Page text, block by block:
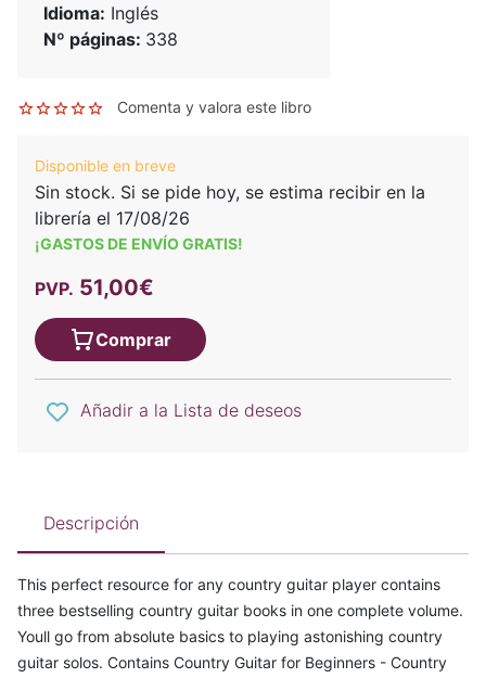
Idioma: Inglés
Nº páginas: 338
Comenta y valora este libro
Disponible en breve
Sin stock. Si se pide hoy, se estima recibir en la
librería el 17/08/26
¡GASTOS DE ENVÍO GRATIS!
PVP. 51,00€
Comprar
Añadir a la Lista de deseos
Descripción
This perfect resource for any country guitar player contains
three bestselling country guitar books in one complete volume.
Youll go from absolute basics to playing astonishing country
guitar solos. Contains Country Guitar for Beginners - Country